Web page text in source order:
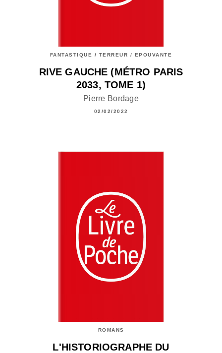
FANTASTIQUE / TERREUR / EPOUVANTE
RIVE GAUCHE (MÉTRO PARIS
2033, TOME 1)
Pierre Bordage
02/02/2022
ROMANS
L'HISTORIOGRAPHE DU